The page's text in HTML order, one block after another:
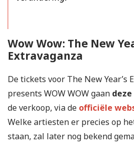
Wow Wow: The New
Extravaganza
De tickets voor The New Year’s
presents WOW WOW gaan
de verkoop, via de officiële
Welke artiesten er precies op
staan, zal later nog bekend